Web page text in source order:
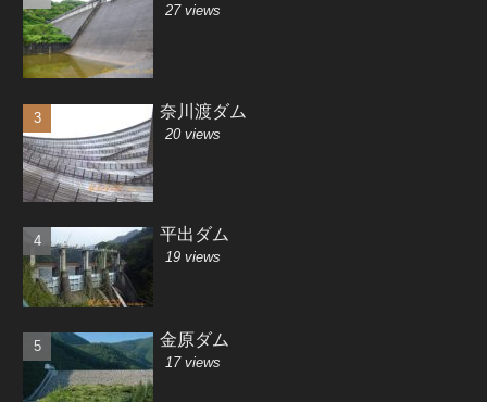
27 views
奈川渡ダム
20 views
平出ダム
19 views
金原ダム
17 views